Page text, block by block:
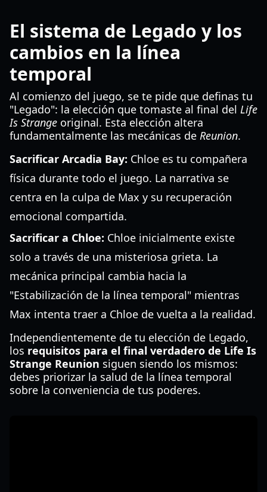
El sistema de Legado y los
cambios en la línea
temporal
Al comienzo del juego, se te pide que definas tu
"Legado": la elección que tomaste al final del Life
Is Strange original. Esta elección altera
fundamentalmente las mecánicas de Reunion.
Sacrificar Arcadia Bay: Chloe es tu compañera
física durante todo el juego. La narrativa se
centra en la culpa de Max y su recuperación
emocional compartida.
Sacrificar a Chloe: Chloe inicialmente existe
solo a través de una misteriosa grieta. La
mecánica principal cambia hacia la
"Estabilización de la línea temporal" mientras
Max intenta traer a Chloe de vuelta a la realidad.
Independientemente de tu elección de Legado,
los requisitos para el final verdadero de Life Is
Strange Reunion siguen siendo los mismos:
debes priorizar la salud de la línea temporal
sobre la conveniencia de tus poderes.